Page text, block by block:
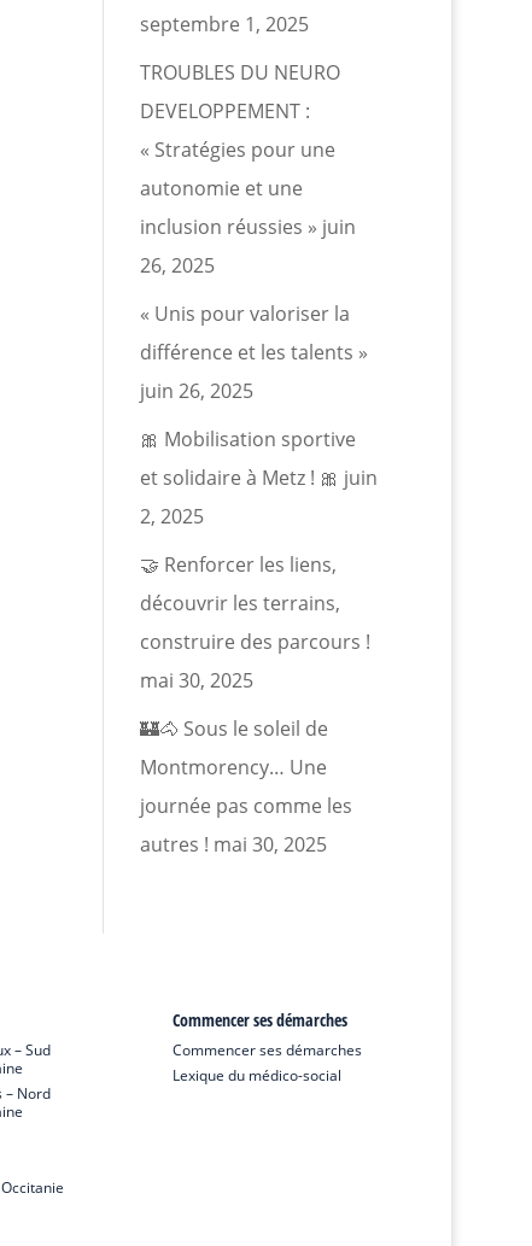
septembre 1, 2025
TROUBLES DU NEURO
DEVELOPPEMENT :
« Stratégies pour une
autonomie et une
inclusion réussies » juin
26, 2025
« Unis pour valoriser la
différence et les talents »
juin 26, 2025
🎀 Mobilisation sportive
et solidaire à Metz ! 🎀 juin
2, 2025
🤝 Renforcer les liens,
découvrir les terrains,
construire des parcours !
mai 30, 2025
🏰🐴 Sous le soleil de
Montmorency… Une
journée pas comme les
autres ! mai 30, 2025
– Sud
– Nord
Commencer ses démarches
Commencer ses démarches
Lexique du médico-social